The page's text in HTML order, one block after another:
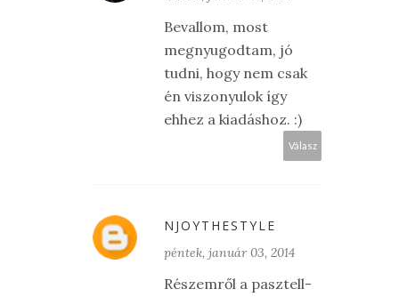
Bevallom, most
megnyugodtam, jó
tudni, hogy nem csak
én viszonyulok így
ehhez a kiadáshoz. :)
Válasz
NJOYTHESTYLE
péntek, január 03, 2014
Részemről a pasztell-